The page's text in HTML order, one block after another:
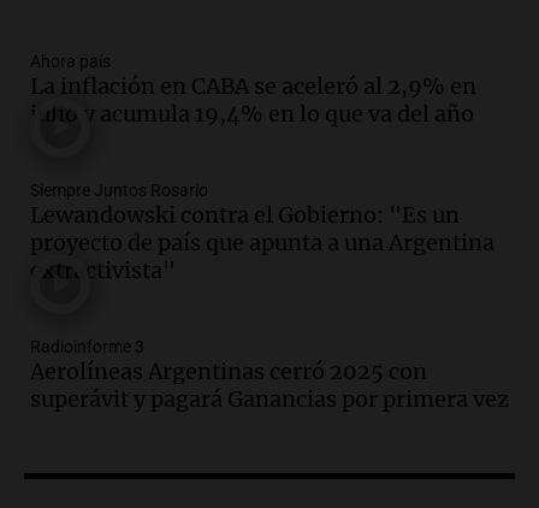
Episodios
Audio."Tiene que haber una
reglamentación": el reclamo del Kennel
Episodios
Audio.Trump acusa a México de
perjudicar la economía estadounidense
Episodios
Audio.México y Perú reanudan
relaciones diplomáticas tras nueve
Ahora país
La inflación en CABA se aceleró al 2,9% en
julio y acumula 19,4% en lo que va del año
Siempre Juntos Rosario
Lewandowski contra el Gobierno: "Es un
proyecto de país que apunta a una Argentina
extractivista"
Radioinforme 3
Aerolíneas Argentinas cerró 2025 con
superávit y pagará Ganancias por primera vez